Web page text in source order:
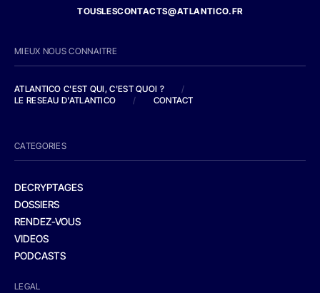
TOUSLESCONTACTS@ATLANTICO.FR
MIEUX NOUS CONNAITRE
ATLANTICO C'EST QUI, C'EST QUOI ?
/
LE RESEAU D'ATLANTICO
/ CONTACT
CATEGORIES
DECRYPTAGES
DOSSIERS
RENDEZ-VOUS
VIDEOS
PODCASTS
LEGAL